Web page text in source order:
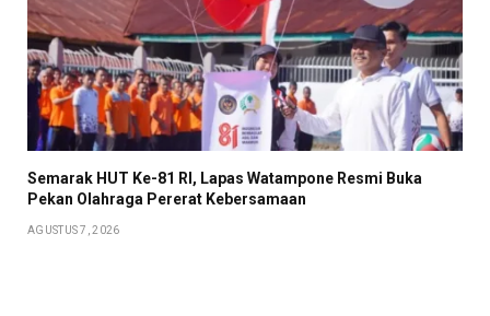
Semarak HUT Ke-81 RI, Lapas Watampone Resmi Buka
Pekan Olahraga Pererat Kebersamaan
AGUSTUS 7, 2026